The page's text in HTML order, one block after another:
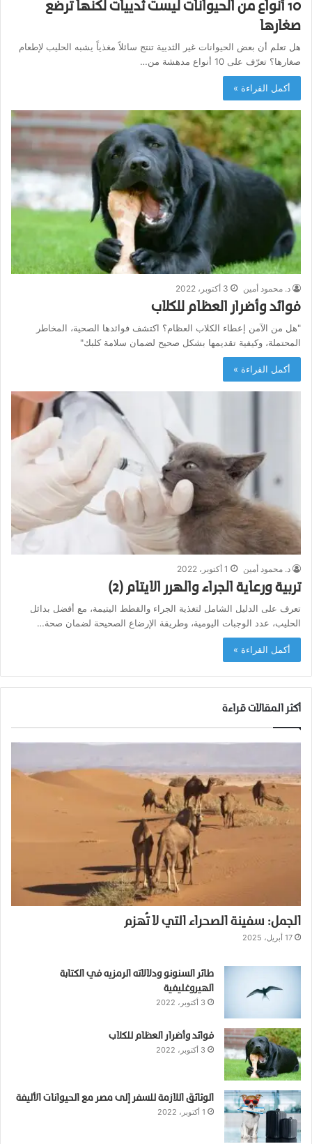
10 أنواع من الحيوانات ليست ثدييات لكنها ترضع
صغارها
هل تعلم أن بعض الحيوانات غير الثديية تنتج سائلاً مغذياً يشبه الحليب لإطعام
صغارها؟ تعرّف على 10 أنواع مدهشة من…
أكمل القراءة »
د. محمود أمين 3 أكتوبر، 2022
فوائد وأضرار العظام للكلاب
"هل من الآمن إعطاء الكلاب العظام؟ اكتشف فوائدها الصحية، المخاطر
المحتملة، وكيفية تقديمها بشكل صحيح لضمان سلامة كلبك"
أكمل القراءة »
د. محمود أمين 1 أكتوبر، 2022
تربية ورعاية الجراء والهرر الايتام (2)
تعرف على الدليل الشامل لتغذية الجراء والقطط اليتيمة، مع أفضل بدائل
الحليب، عدد الوجبات اليومية، وطريقة الإرضاع الصحيحة لضمان صحة…
أكمل القراءة »
أكثر المقالات قراءة
الجمل: سفينة الصحراء التي لا تُهزم
17 أبريل، 2025
طائر السنونو ودلالاته الرمزيه في الكتابة
الهيروغليفية
3 أكتوبر، 2022
فوائد وأضرار العظام للكلاب
3 أكتوبر، 2022
الوثائق اللازمة للسفر إلى مصر مع الحيوانات الأليفة
1 أكتوبر، 2022